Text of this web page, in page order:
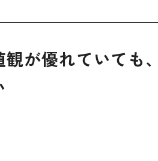
観が優れていても